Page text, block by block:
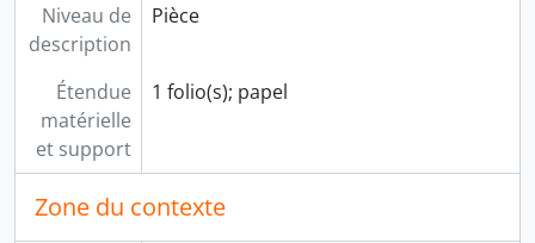
Niveau de
description
Pièce
Étendue
matérielle
et support
1 folio(s); papel
Zone du contexte